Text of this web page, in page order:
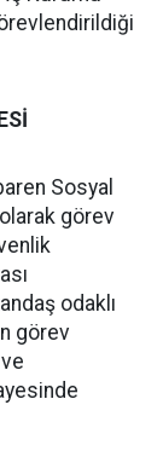
Sosyal
görev
odaklı
görev